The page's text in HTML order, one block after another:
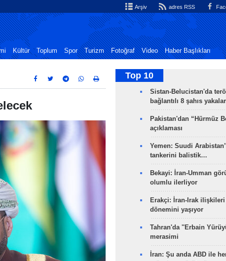
Arşiv adres RSS
Kültür Toplum Spor Turizm Fotoğraf Video Haber Başlıkları
Top 10
Sistan-Belucistan'da
bağlantılı 8 şahıs
Pakistan'dan “Hürmüz
açıklaması
Yemen: Suudi
tankerini balistik…
Bekayi: İran-Umman
olumlu ilerliyor
Erakçi: İran-Irak
dönemini yaşıyor
Tahran'da ''Erbain
merasimi
İran: Şu anda ABD ile